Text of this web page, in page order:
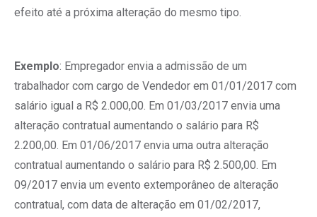
efeito até a próxima alteração do mesmo tipo.
Exemplo: Empregador envia a admissão de um
trabalhador com cargo de Vendedor em 01/01/2017 com
salário igual a R$ 2.000,00. Em 01/03/2017 envia uma
alteração contratual aumentando o salário para R$
2.200,00. Em 01/06/2017 envia uma outra alteração
contratual aumentando o salário para R$ 2.500,00. Em
09/2017 envia um evento extemporâneo de alteração
contratual, com data de alteração em 01/02/2017,